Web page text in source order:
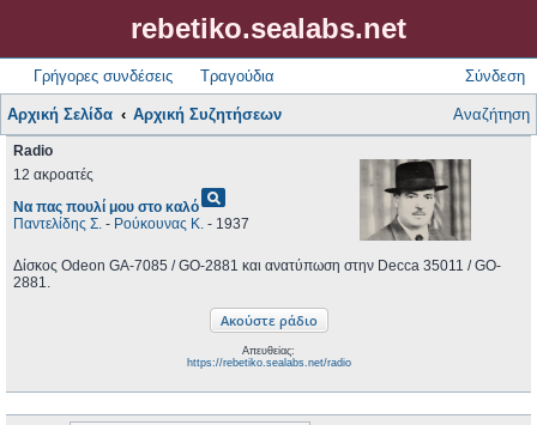
rebetiko.sealabs.net
Γρήγορες συνδέσεις Τραγούδια Σύνδεση
Αρχική Σελίδα Αρχική Συζητήσεων Αναζήτηση
Radio
12 ακροατές
Να πας πουλί μου στο καλόpageview
Παντελίδης Σ. - Ρούκουνας Κ. - 1937
Δίσκος Odeon GA-7085 / GO-2881 και ανατύπωση στην Decca 35011 / GO-
2881.
Απευθείας:
https://rebetiko.sealabs.net/radio